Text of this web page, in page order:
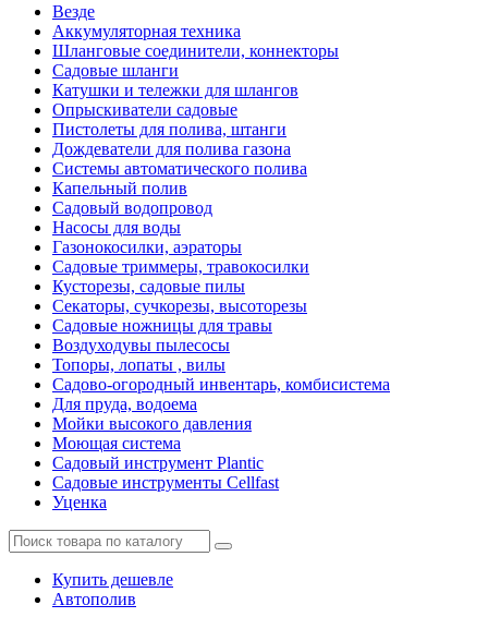
Везде
Аккумуляторная техника
Шланговые соединители, коннекторы
Садовые шланги
Катушки и тележки для шлангов
Опрыскиватели садовые
Пистолеты для полива, штанги
Дождеватели для полива газона
Системы автоматического полива
Капельный полив
Садовый водопровод
Насосы для воды
Газонокосилки, аэраторы
Садовые триммеры, травокосилки
Кусторезы, садовые пилы
Секаторы, сучкорезы, высоторезы
Садовые ножницы для травы
Воздуходувы пылесосы
Топоры, лопаты , вилы
Садово-огородный инвентарь, комбисистема
Для пруда, водоема
Мойки высокого давления
Моющая система
Садовый инструмент Plantic
Садовые инструменты Cellfast
Уценка
Купить дешевле
Автополив